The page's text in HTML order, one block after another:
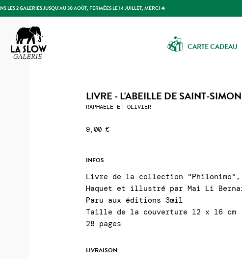
LES 2 GALERIES JUSQU'AU 30 AOÛT, FERMÉES LE 14 JUILLET, MERCI ☀️
Slow Galerie
CARTE CADEAU
LIVRE - L'ABEILLE DE SAINT-
RAPHAËLE ET OLIVIER
9,00 €
INFOS
Livre de la collection
Haquet et illustré par Mai Li
Paru aux éditions 3œil
Taille de la couverture 12 x 16 cm
28 pages
LIVRAISON